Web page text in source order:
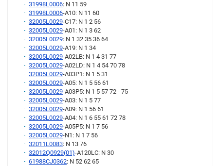
31998L0006: N 11 59
31998L0006-A10: N 11 60
32005L0029-C17: N 1 2 56
32005L0029-A01: N 1 3 62
32005L0029: N 1 32 35 36 64
32005L0029-A19: N 1 34
32005L0029-A02LB: N 1 4 31 77
32005L0029-A02LD: N 1 4 54 70 78
32005L0029-A03P1: N 1 5 31
32005L0029-A05: N 1 5 56 61
32005L0029-A03P5: N 1 5 57 72 - 75
32005L0029-A03: N 1 5 77
32005L0029-A09: N 1 56 61
32005L0029-A04: N 1 6 55 61 72 78
32005L0029-A05P5: N 1 7 56
32005L0029-N1: N 1 7 56
32011L0083: N 13 76
32012Q0929(01)-A120LC: N 30
61988CJ0362: N 52 62 65